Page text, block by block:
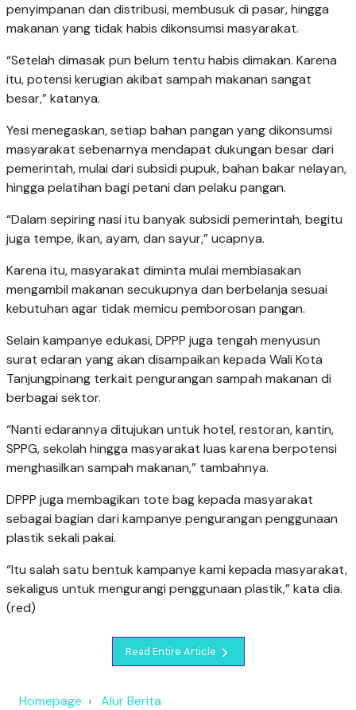
penyimpanan dan distribusi, membusuk di pasar, hingga
makanan yang tidak habis dikonsumsi masyarakat.
“Setelah dimasak pun belum tentu habis dimakan. Karena
itu, potensi kerugian akibat sampah makanan sangat
besar,” katanya.
Yesi menegaskan, setiap bahan pangan yang dikonsumsi
masyarakat sebenarnya mendapat dukungan besar dari
pemerintah, mulai dari subsidi pupuk, bahan bakar nelayan,
hingga pelatihan bagi petani dan pelaku pangan.
“Dalam sepiring nasi itu banyak subsidi pemerintah, begitu
juga tempe, ikan, ayam, dan sayur,” ucapnya.
Karena itu, masyarakat diminta mulai membiasakan
mengambil makanan secukupnya dan berbelanja sesuai
kebutuhan agar tidak memicu pemborosan pangan.
Selain kampanye edukasi, DPPP juga tengah menyusun
surat edaran yang akan disampaikan kepada Wali Kota
Tanjungpinang terkait pengurangan sampah makanan di
berbagai sektor.
“Nanti edarannya ditujukan untuk hotel, restoran, kantin,
SPPG, sekolah hingga masyarakat luas karena berpotensi
menghasilkan sampah makanan,” tambahnya.
DPPP juga membagikan tote bag kepada masyarakat
sebagai bagian dari kampanye pengurangan penggunaan
plastik sekali pakai.
“Itu salah satu bentuk kampanye kami kepada masyarakat,
sekaligus untuk mengurangi penggunaan plastik,” kata dia.
(red)
Read Entire Article
Homepage Alur Berita